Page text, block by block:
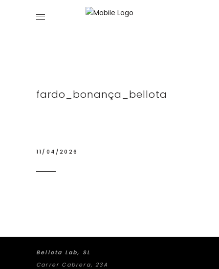
fardo_bonança_bellota
11/04/2026
Bellota Lab, SL
Carrer Cabrera, 23A